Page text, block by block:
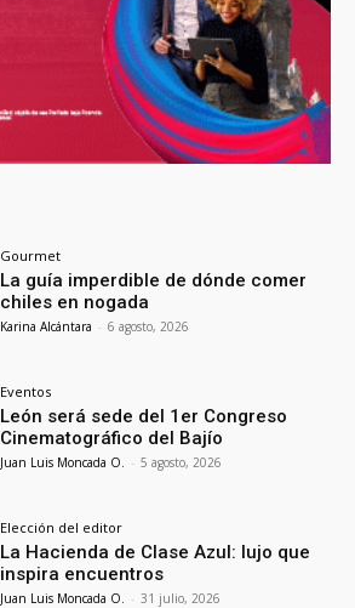
Gourmet
La guía imperdible de dónde comer
chiles en nogada
Karina Alcántara - 6 agosto, 2026
Eventos
León será sede del 1er Congreso
Cinematográfico del Bajío
Juan Luis Moncada O. - 5 agosto, 2026
Elección del editor
La Hacienda de Clase Azul: lujo que
inspira encuentros
Juan Luis Moncada O. - 31 julio, 2026